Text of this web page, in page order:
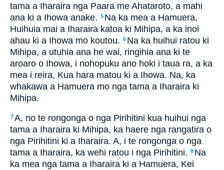
tama a Iharaira nga Paara me Ahataroto, a mahi
ana ki a Ihowa anake. 5 Na ka mea a Hamuera,
Huihuia mai a Iharaira katoa ki Mihipa, a ka inoi
ahau ki a Ihowa mo koutou. 6 Na ka huihui ratou ki
Mihipa, a utuhia ana he wai, ringihia ana ki te
aroaro o Ihowa, i nohopuku ano hoki i taua ra, a ka
mea i reira, Kua hara matou ki a Ihowa. Na, ka
whakawa a Hamuera mo nga tama a Iharaira ki
Mihipa.
7A, no te rongonga o nga Pirihitini kua huihui nga
tama a Iharaira ki Mihipa, ka haere nga rangatira o
nga Pirihitini ki a Iharaira. A, i te rongonga o nga
tama a Iharaira, ka wehi ratou i nga Pirihitini. 8 Na
ka mea nga tama a Iharaira ki a Hamuera, Kei